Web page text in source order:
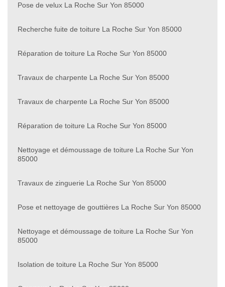
Pose de velux La Roche Sur Yon 85000
Recherche fuite de toiture La Roche Sur Yon 85000
Réparation de toiture La Roche Sur Yon 85000
Travaux de charpente La Roche Sur Yon 85000
Travaux de charpente La Roche Sur Yon 85000
Réparation de toiture La Roche Sur Yon 85000
Nettoyage et démoussage de toiture La Roche Sur Yon
85000
Travaux de zinguerie La Roche Sur Yon 85000
Pose et nettoyage de gouttières La Roche Sur Yon 85000
Nettoyage et démoussage de toiture La Roche Sur Yon
85000
Isolation de toiture La Roche Sur Yon 85000